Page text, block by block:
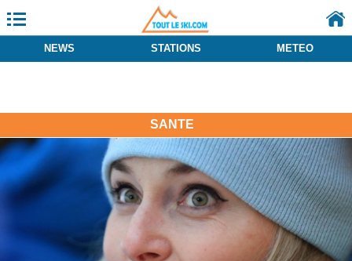
NEWS STATIONS METEO
SANTE